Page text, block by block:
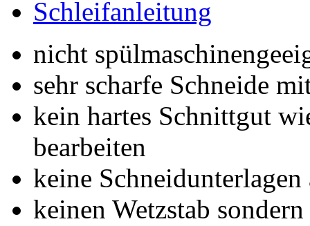
Schleifanleitung
nicht
sehr scharfe Schneide
kein hartes Schnittgut
bearbeiten
keine
keinen Wetzstab